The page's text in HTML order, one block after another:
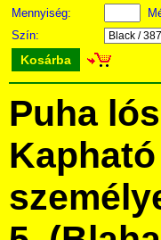
Mennyiség:
Szín:
Kosárba
Puha